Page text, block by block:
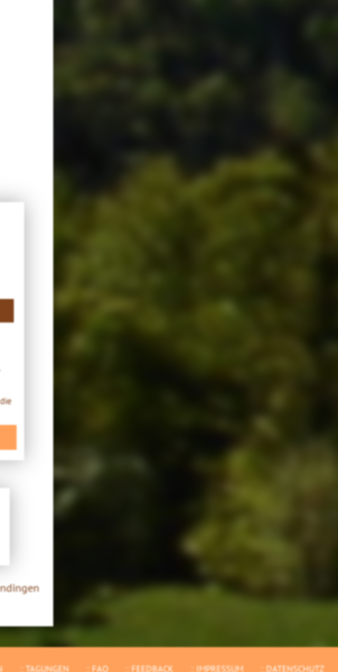
TAGUNGEN FAQ FEEDBACK IMPRESSUM DATENSCHUTZ